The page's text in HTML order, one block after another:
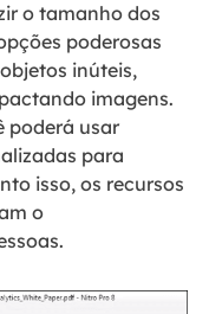
o tamanho dos
poderosas
inúteis,
imagens.
poderá usar
para
isso, os recursos
o